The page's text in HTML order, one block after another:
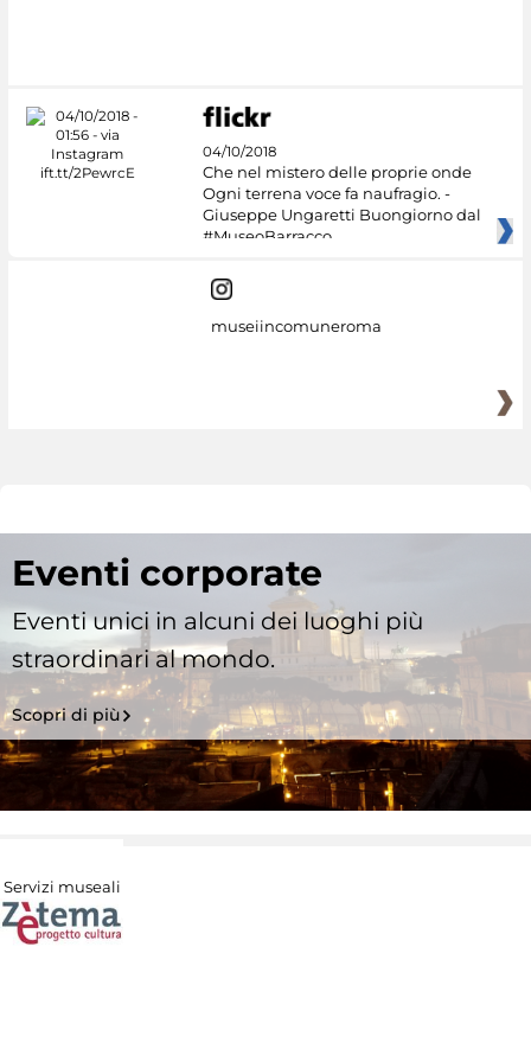
04/10/2018
Che nel mistero delle proprie onde
Ogni terrena voce fa naufragio. -
Giuseppe Ungaretti Buongiorno dal
#MuseoBarracco
museiincomuneroma
Eventi corporate
Eventi unici in alcuni dei luoghi più
straordinari al mondo.
Scopri di più
Servizi museali